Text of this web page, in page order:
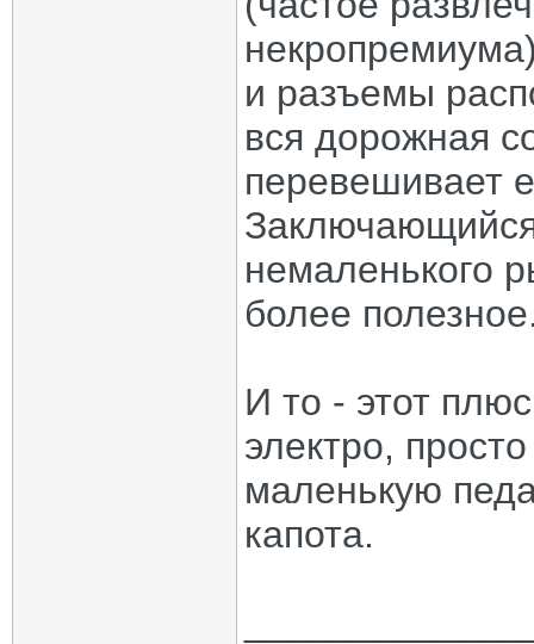
и разъемы
вся дорожная
перевешивает
немаленького
более
И то - этот
электро,
маленькую
капота.